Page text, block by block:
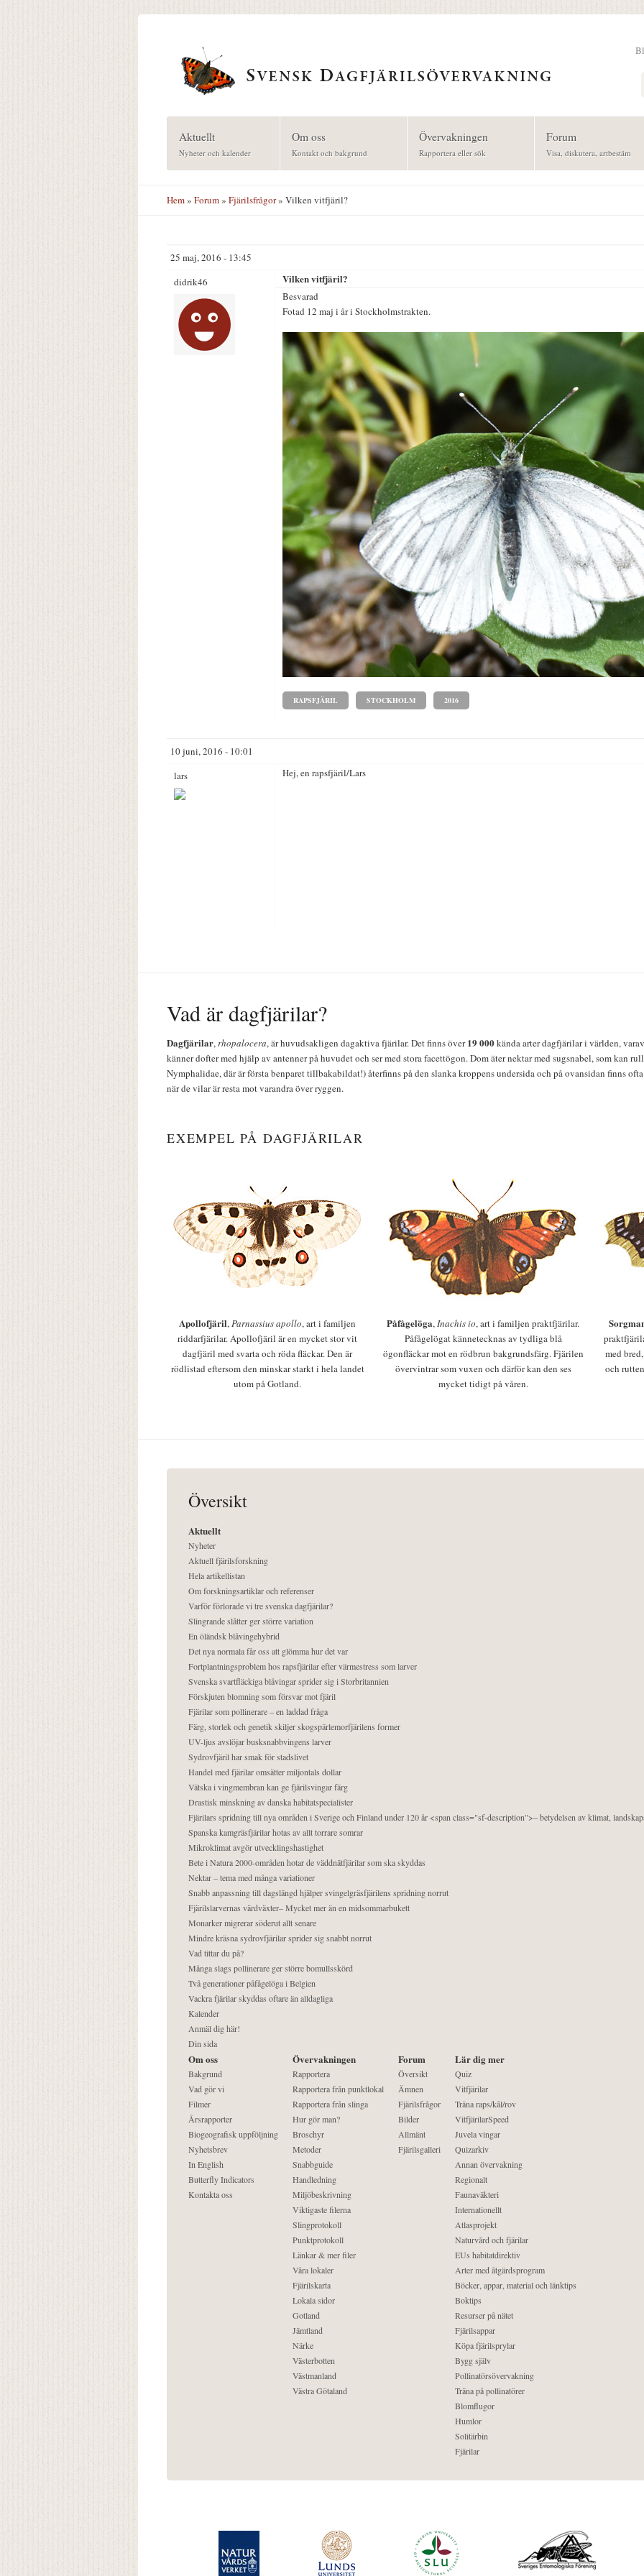
Aktuellt
Nyheter och kalender
Om oss
Kontakt och bakgrund
Övervakningen
Rapportera eller sök
Forum
Visa, diskutera, artbestäm
Hem» Forum» Fjärilsfrågor» Vilken vitfjäril?
25 maj, 2016 - 13:45
didrik46
Vilken vitfjäril?
Besvarad
Fotad 12 maj i år i Stockholmstrakten.
RAPSFJÄRIL STOCKHOLM 2016
10 juni, 2016 - 10:01
lars
Hej, en rapsfjäril/Lars
Vad är dagfjärilar?
Dagfjärilar,rhopalocera, är huvudsakligen dagaktiva fjärilar. Det finns över19 000kända arter dagfjärilar i världen,
känner dofter med hjälp av antenner på huvudet och ser med stora facettögon. Dom äter nektar med sugsnabel, som kan
Nymphalidae, där är första benparet tillbakabildat!) återfinns på den slanka kroppens undersida och på ovansidan finns
när de vilar är resta mot varandra över ryggen.
EXEMPEL PÅ DAGFJÄRILAR
Apollofjäril,Parnassius apollo, art i familjen
riddarfjärilar. Apollofjäril är en mycket stor vit
dagfjäril med svarta och röda fläckar. Den är
rödlistad eftersom den minskar starkt i hela landet
utom på Gotland.
Påfågelöga,Inachis io, art i familjen praktfjärilar.
Påfågelögat kännetecknas av tydliga blå
ögonfläckar mot en rödbrun bakgrundsfärg. Fjärilen
övervintrar som vuxen och därför kan den ses
mycket tidigt på våren.
med
och
Översikt
Aktuellt
Nyheter
Aktuell fjärilsforskning
Hela artikellistan
Om forskningsartiklar och referenser
Varför förlorade vi tre svenska dagfjärilar?
Slingrande slåtter ger större variation
En öländsk blåvingehybrid
Det nya normala får oss att glömma hur det var
Fortplantningsproblem hos rapsfjärilar efter värmestress som larver
Svenska svartfläckiga blåvingar sprider sig i Storbritannien
Förskjuten blomning som försvar mot fjäril
Fjärilar som pollinerare – en laddad fråga
Färg, storlek och genetik skiljer skogspärlemorfjärilens former
UV-ljus avslöjar busksnabbvingens larver
Sydrovfjäril har smak för stadslivet
Handel med fjärilar omsätter miljontals dollar
Vätska i vingmembran kan ge fjärilsvingar färg
Drastisk minskning av danska habitatspecialister
Fjärilars spridning till nya områden i Sverige och Finland under 120 år <span class="sf-description">– betydelsen av klimat,
Spanska kamgräsfjärilar hotas av allt torrare somrar
Mikroklimat avgör utvecklingshastighet
Bete i Natura 2000-områden hotar de väddnätfjärilar som ska skyddas
Nektar – tema med många variationer
Snabb anpassning till dagslängd hjälper svingelgräsfjärilens spridning norrut
Fjärilslarvernas värdväxter– Mycket mer än en midsommarbukett
Monarker migrerar söderut allt senare
Mindre kräsna sydrovfjärilar sprider sig snabbt norrut
Vad tittar du på?
Många slags pollinerare ger större bomullsskörd
Två generationer påfågelöga i Belgien
Vackra fjärilar skyddas oftare än alldagliga
Kalender
Anmäl dig här!
Din sida
Om oss
Bakgrund
Vad gör vi
Filmer
Årsrapporter
Biogeografisk uppföljning
Nyhetsbrev
In English
Butterfly Indicators
Kontakta oss
Övervakningen
Rapportera
Rapportera från punktlokal
Rapportera från slinga
Hur gör man?
Broschyr
Metoder
Snabbguide
Handledning
Miljöbeskrivning
Viktigaste filerna
Slingprotokoll
Punktprotokoll
Länkar & mer filer
Våra lokaler
Fjärilskarta
Lokala sidor
Gotland
Jämtland
Närke
Västerbotten
Västmanland
Västra Götaland
Forum
Översikt
Ämnen
Fjärilsfrågor
Bilder
Allmänt
Fjärilsgalleri
Lär dig mer
Quiz
Vitfjärilar
Träna raps/kål/rov
VitfjärilarSpeed
Juvela vingar
Quizarkiv
Annan övervakning
Regionalt
Faunaväkteri
Internationellt
Atlasprojekt
Naturvård och fjärilar
EUs habitatdirektiv
Arter med åtgärdsprogram
Böcker, appar, material och länktips
Boktips
Resurser på nätet
Fjärilsappar
Köpa fjärilsprylar
Bygg själv
Pollinatörsövervakning
Träna på pollinatörer
Blomflugor
Humlor
Solitärbin
Fjärilar